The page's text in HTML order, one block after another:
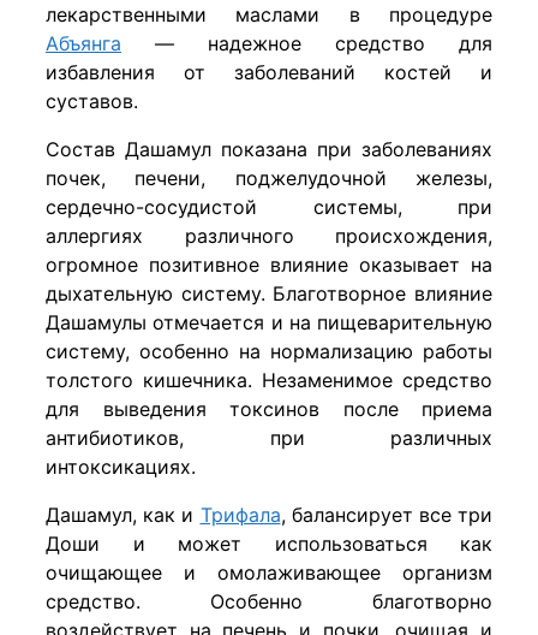
лекарственными маслами в процедуре
Абъянга — надежное средство для
избавления от заболеваний костей и
суставов.
Состав Дашамул показана при заболеваниях
почек, печени, поджелудочной железы,
сердечно-сосудистой системы, при
аллергиях различного происхождения,
огромное позитивное влияние оказывает на
дыхательную систему. Благотворное влияние
Дашамулы отмечается и на пищеварительную
систему, особенно на нормализацию работы
толстого кишечника. Незаменимое средство
для выведения токсинов после приема
антибиотиков, при различных
интоксикациях.
Дашамул, как и Трифала, балансирует все три
Доши и может использоваться как
очищающее и омолаживающее организм
средство. Особенно благотворно
воздействует на печень и почки, очищая и